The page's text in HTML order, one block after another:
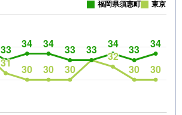
福岡県須惠町 東京